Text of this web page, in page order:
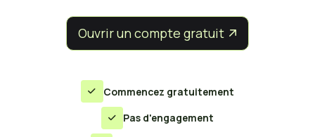
Ouvrir un compte gratuit 
 Commencez gratuitement
 Pas d'engagement